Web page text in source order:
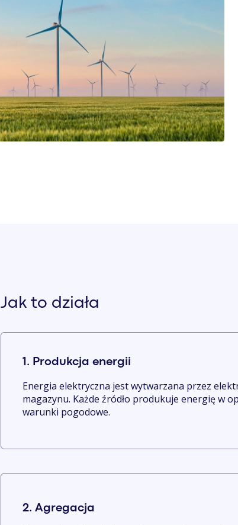
Jak to działa
1. Produkcja energii
Energia elektryczna jest wytwarzana przez
magazynu. Każde źródło produkuje energię w
warunki pogodowe.
2. Agregacja